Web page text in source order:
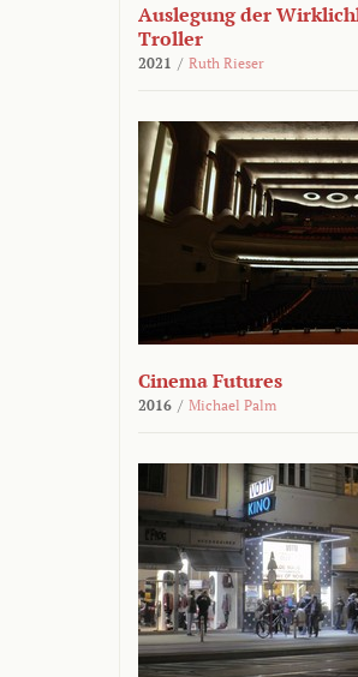
Auslegung der
Troller
2021 / Ruth Rieser
Cinema Futures
2016 / Michael Palm